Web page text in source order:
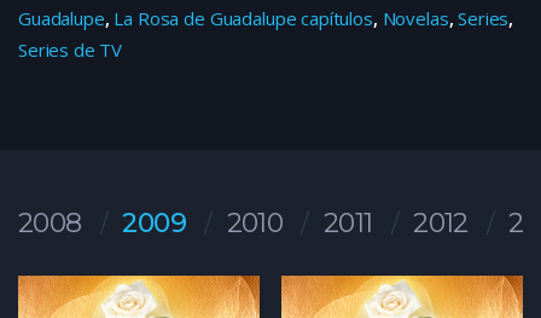
Guadalupe, La Rosa de Guadalupe capítulos, Novelas,Series,
Series de TV
2008 2009 2010 2011 2012